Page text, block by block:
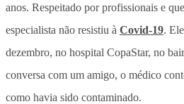
anos. Respeitado por profissionais e
especialista não resistiu à Covid-19.
dezembro, no hospital CopaStar, no
conversa com um amigo, o médico
como havia sido contaminado.